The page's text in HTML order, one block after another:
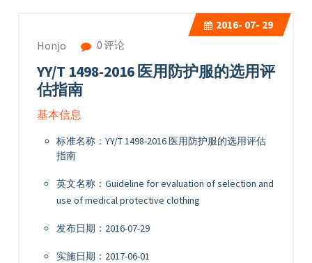
2016- 07- 29
Honjo 0 评论
YY/T 1498-2016 医用防护服的选用评
估指南
基本信息
标准名称：YY/T 1498-2016 医用防护服的选用评估
指南
英文名称：Guideline for evaluation of selection and
use of medical protective clothing
发布日期：2016-07-29
实施日期：2017-06-01